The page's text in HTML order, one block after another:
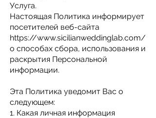
Услуга.
Настоящая Политика информирует
посетителей веб-сайта
https://www.sicilianweddinglab.com/
о способах сбора, использования и
раскрытия Персональной
информации.
Эта Политика уведомит Вас о
следующем:
1. Какая личная информация